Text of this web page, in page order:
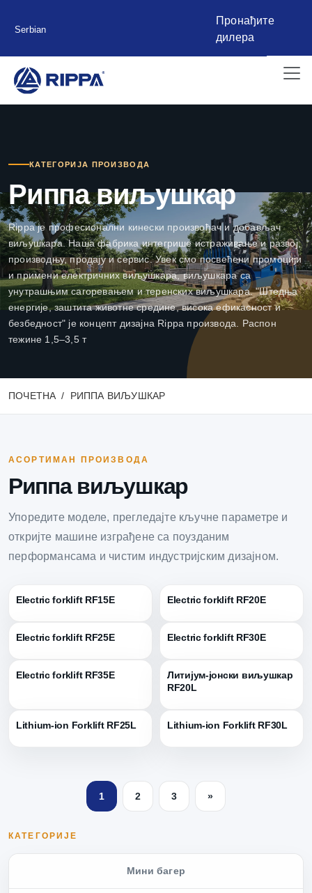
Serbian
Пронађите
дилера
КАТЕГОРИЈА ПРОИЗВОДА
Риппа виљушкар
Rippa је професионални кинески произвођач и добављач
виљушкара. Наша фабрика интегрише истраживање и развој,
производњу, продају и сервис. Увек смо посвећени промоцији
и примени електричних виљушкара, виљушкара са
унутрашњим сагоревањем и теренских виљушкара. "Штедња
енергије, заштита животне средине, висока ефикасност и
безбедност" је концепт дизајна Rippa производа. Распон
тежине 1,5–3,5 т
ПОЧЕТНА РИППА ВИЉУШКАР
АСОРТИМАН ПРОИЗВОДА
Риппа виљушкар
Упоредите моделе, прегледајте кључне параметре и
откријте машине изграђене са поузданим
перформансама и чистим индустријским дизајном.
КАТЕГОРИЈЕ
Мини багер
Electric forklift RF15E Electric forklift RF20E
Electric forklift RF25E Electric forklift RF30E
Electric forklift RF35E
Литијум-јонски виљушкар
RF20L
Lithium-ion Forklift RF25L Lithium-ion Forklift RF30L
1 2 3 »